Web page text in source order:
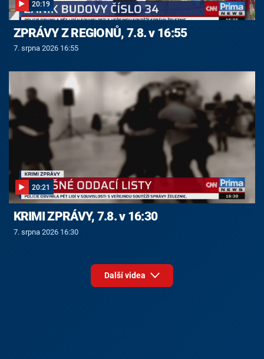
20:19
ZPRÁVY Z REGIONŮ, 7.8. v 16:55
7. srpna 2026 16:55
20:21
KRIMI ZPRÁVY, 7.8. v 16:30
7. srpna 2026 16:30
Další videa